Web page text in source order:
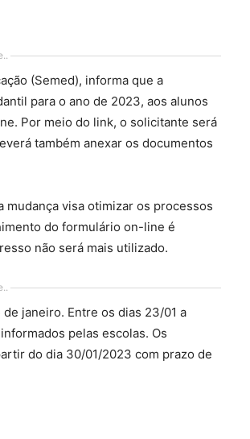
(Semed), informa que a
para o ano de 2023, aos alunos
Por meio do link, o solicitante será
também anexar os documentos
mudança visa otimizar os processos
do formulário on-line é
não será mais utilizado.
janeiro. Entre os dias 23/01 a
pelas escolas. Os
do dia 30/01/2023 com prazo de